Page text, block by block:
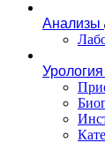
Анализы
Урология